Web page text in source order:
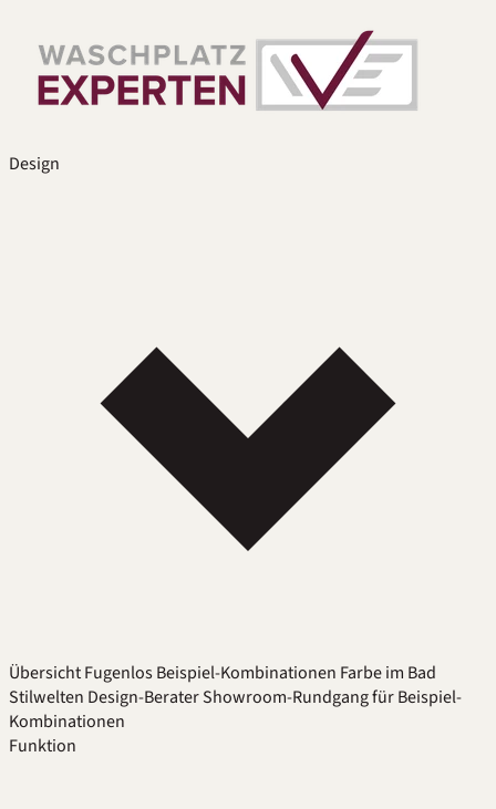
Design
ÜbersichtFugenlosBeispiel-Kombinationen Farbe im Bad
Stilwelten Design-BeraterShowroom-Rundgang für Beispiel-
Kombinationen
Funktion